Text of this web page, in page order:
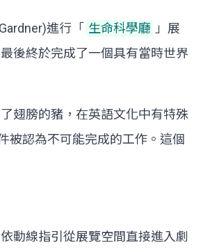
進行「 生命科學廳 」展
後終於完成了一個具有當時世界
翅膀的豬，在英語文化中有特殊
被認為不可能完成的工作。這個
動線指引從展覽空間直接進入劇